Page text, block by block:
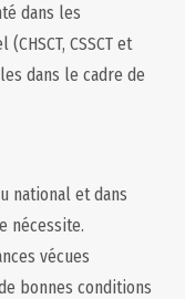
dans les
CSSCT et
dans le cadre de
national et dans
nécessite.
vécues
bonnes conditions